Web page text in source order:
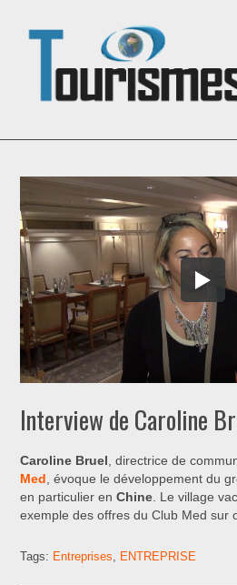
Interview de Caroline
Caroline Bruel , directrice de
Med , évoque le développement du
en particulier enChine . Le village
exemple des offres du Club Med sur
Tags: Entreprises ENTREPRISE